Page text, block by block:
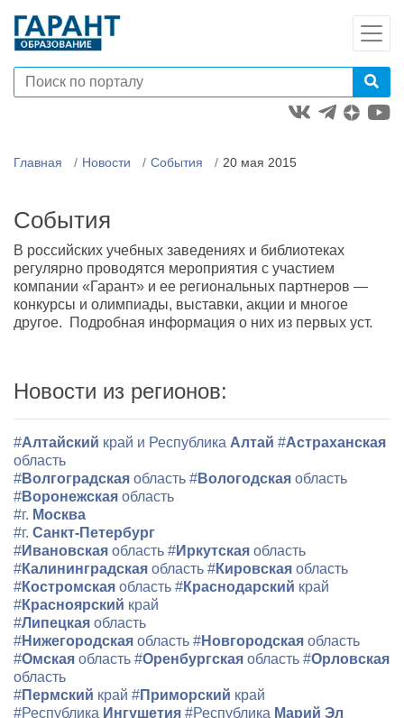
Главная Новости События 20 мая 2015
События
В российских учебных заведениях и библиотеках
регулярно проводятся мероприятия с участием
компании «Гарант» и ее региональных партнеров —
конкурсы и олимпиады, выставки, акции и многое
другое. Подробная информация о них из первых уст.
Новости из регионов:
#Алтайский край и Республика Алтай #Астраханская
область
#Волгоградская область #Вологодская область
#Воронежская область
#г. Москва
#г. Санкт-Петербург
#Ивановская область #Иркутская область
#Калининградская область #Кировская область
#Костромская область #Краснодарский край
#Красноярский край
#Липецкая область
#Нижегородская область #Новгородская область
#Омская область #Оренбургская область #Орловская
область
#Пермский край #Приморский край
#Республика Ингушетия #Республика Марий Эл